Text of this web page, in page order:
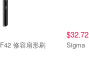
Sigma Beauty F42 修容扇形刷
$32.72